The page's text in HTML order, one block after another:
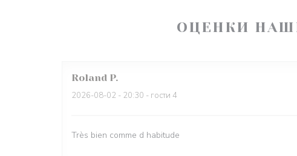
ОЦЕНКИ
Roland P
2026-08-02 - 20:30 - гости 4
Très bien comme d habitude